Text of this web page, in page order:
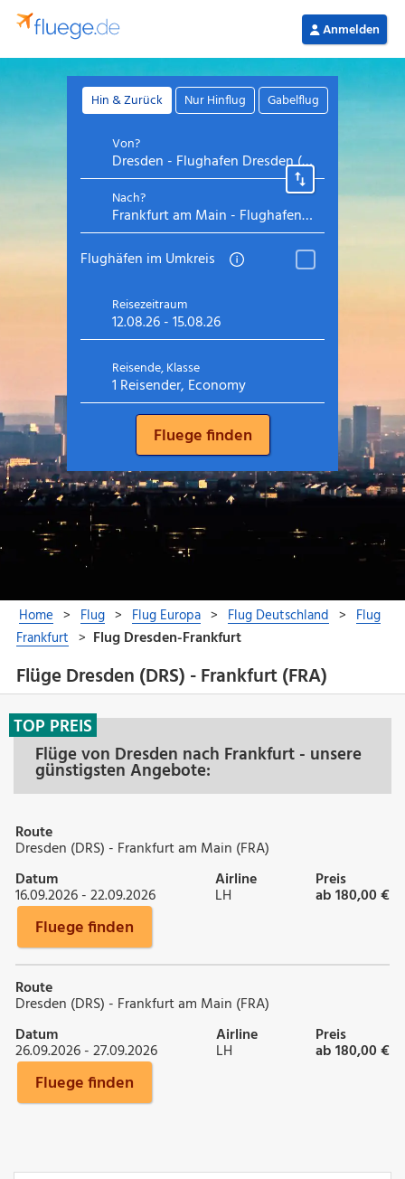
Flüge Dresden (DRS) - Frankfurt (FRA)
Flüge von Dresden nach Frankfurt - unsere
günstigsten Angebote:
TOP PREIS
Route
Dresden (DRS) - Frankfurt am Main (FRA)
Datum
16.09.2026 - 22.09.2026
Airline
LH
Preis
ab 180,00 €
Fluege finden
Route
Dresden (DRS) - Frankfurt am Main (FRA)
Datum
26.09.2026 - 27.09.2026
Airline
LH
Preis
ab 180,00 €
Fluege finden